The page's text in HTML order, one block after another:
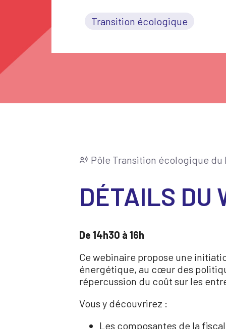
Transition écologique
Pôle Transition écologique du
DÉTAILS DU
De 14h30 à 16h
Ce webinaire propose une
énergétique, au cœur des
répercussion du coût sur les
Vous y découvrirez :
Les composantes de la